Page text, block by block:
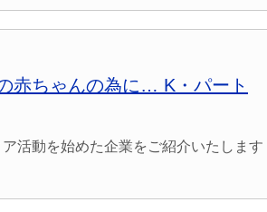
赤ちゃんの為に… K・パート
活動を始めた企業をご紹介いたします